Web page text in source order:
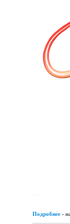
Подробнее -